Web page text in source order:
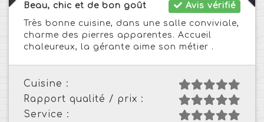
Avis vérifié
Beau, chic et de bon goût
Très bonne cuisine, dans une salle conviviale,
charme des pierres apparentes. Accueil
chaleureux, la gérante aime son métier .
Cuisine :
Rapport qualité / prix :
Service :